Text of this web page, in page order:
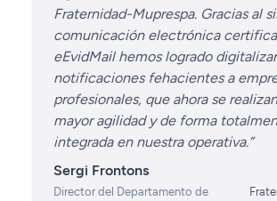
Fraternidad-Muprespa. Gracias al
comunicación electrónica
eEvidMail hemos logrado
notificaciones fehacientes a
profesionales, que ahora se
mayor agilidad y de forma
integrada en nuestra operativa.”
Sergi Frontons
Director del Departamento de